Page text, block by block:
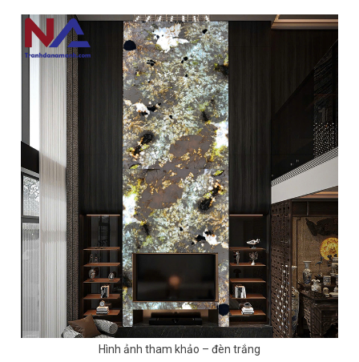
Hình ảnh tham khảo – đèn trắng